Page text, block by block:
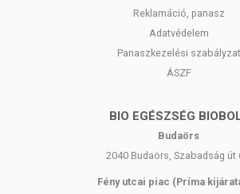
Reklamáció, panasz
Adatvédelem
Panaszkezelési szabályzat
ÁSZF
BIO EGÉSZSÉG
Budaörs
2040 Budaörs, Szabadság út
Fény utcai piac (Príma